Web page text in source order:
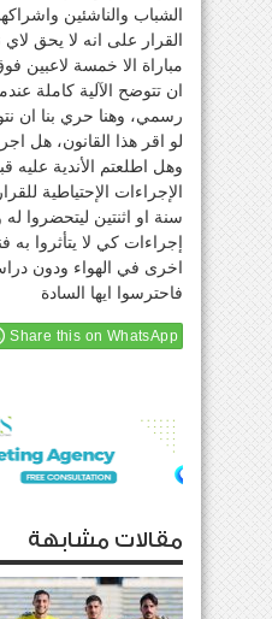
الشباب والناشئين
القرار على انه لا يحق
مباراة الا خمسة لاعبين
ان تتوضح الآلية كاملة
رسمي، وهنا حري بنا ان
لو اقر هذا القانون، هل
وهل اطلعتم الأندية عليه
الإجراءات الإحتياطية
سنة او اثنتين ليتحضروا
إجراءات كي لا يتأثروا
اخرى في الهواء ودون
فاحترسوا ايها السادة
Share this on WhatsApp
مقالات مشابهة